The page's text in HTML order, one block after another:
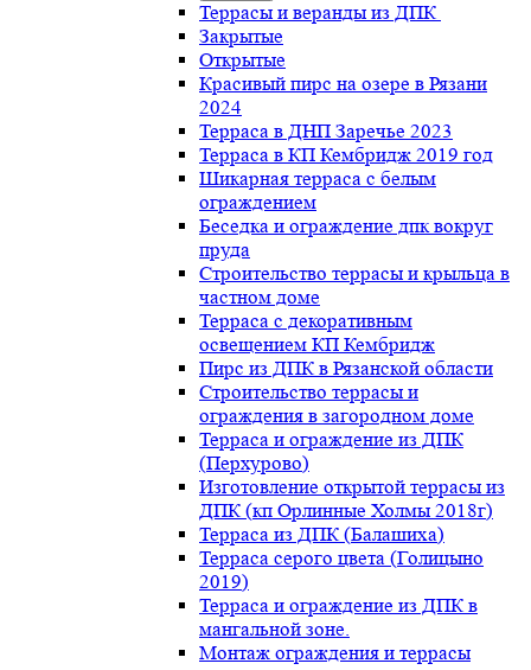
Террасы и веранды из ДПК
Закрытые
Открытые
Красивый пирс на озере в Рязани
2024
Терраса в ДНП Заречье 2023
Терраса в КП Кембридж 2019 год
Шикарная терраса с белым
ограждением
Беседка и ограждение дпк вокруг
пруда
Строительство террасы и крыльца в
частном доме
Терраса с декоративным
освещением КП Кембридж
Пирс из ДПК в Рязанской области
Строительство террасы и
ограждения в загородном доме
Терраса и ограждение из ДПК
(Перхурово)
Изготовление открытой террасы из
ДПК (кп Орлинные Холмы 2018г)
Терраса из ДПК (Балашиха)
Терраса серого цвета (Голицыно
2019)
Терраса и ограждение из ДПК в
мангальной зоне.
Монтаж ограждения и террасы